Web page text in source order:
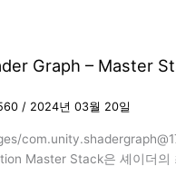
Graph – Master
/ 2024년 03월 20일
Master Stack은 셰이더의